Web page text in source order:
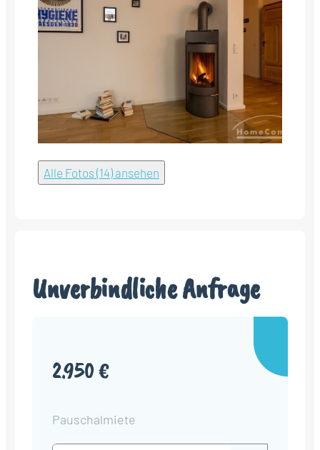
Alle Fotos (14) ansehen
Unverbindliche Anfrage
2.950 €
Pauschalmiete